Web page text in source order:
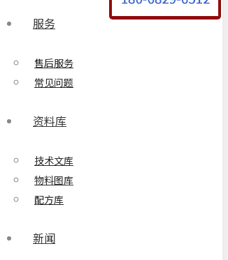
服务
售后服务
常见问题
资料库
技术文库
物料图库
配方库
新闻